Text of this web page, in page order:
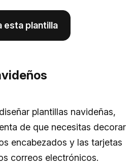
esta plantilla
plantillas navideñas,
de que necesitas decorar
encabezados y las tarjetas
correos electrónicos.